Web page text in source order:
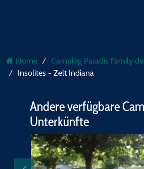
Home
Camping Paradis Family
Insolites - Zelt Indiana
Andere verfügbare
Unterkünfte